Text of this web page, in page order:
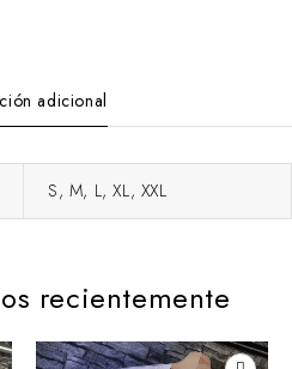
adicional
S, M, L, XL, XXL
recientemente